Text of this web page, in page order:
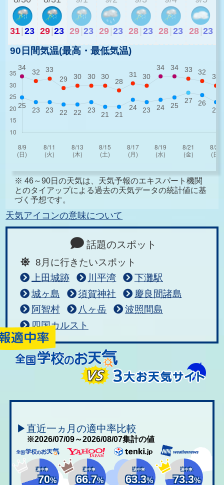
31 23 29 23 29 23 29 23 28 23 28 23 28 23
90日間気温(最高・最低気温)
※ 46～90日の天気は、天気予報のエキスパート機関
とのタイアップによる過去の天気データの統計値に基
づく予想です。
天気アイコンの意味について
話題のスポット
8月に行きたいスポット
上田城跡
川平湾
下灘駅
城ヶ島
須賀神社
慶良間諸島
阿智村
八ヶ岳
波照間島
四国カルスト
▶直近一ヵ月の適中率比較
※2026/07/09～2026/08/07集計の値
適中率
70%
適中率
66.7%
適中率
63.3%
適中率
73.3%